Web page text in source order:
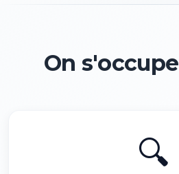
On s'occupe
🔍